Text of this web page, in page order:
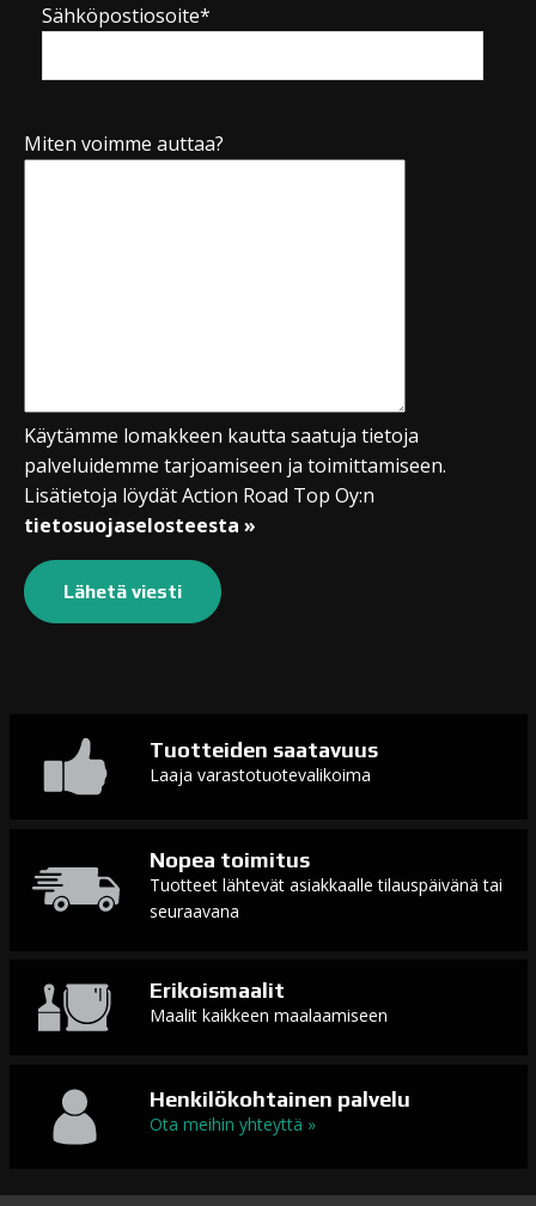
Sähköpostiosoite*
Miten voimme auttaa?
Käytämme lomakkeen kautta saatuja tietoja
palveluidemme tarjoamiseen ja toimittamiseen.
Lisätietoja löydät Action Road Top Oy:n
tietosuojaselosteesta »
Tuotteiden saatavuus
Laaja varastotuotevalikoima
Nopea toimitus
Tuotteet lähtevät asiakkaalle tilauspäivänä tai
seuraavana
Erikoismaalit
Maalit kaikkeen maalaamiseen
Henkilökohtainen palvelu
Ota meihin yhteyttä »